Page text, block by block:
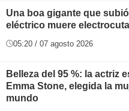
Una boa gigante que
eléctrico muere
05:20 / 07 agosto 2026
Belleza del 95 %: la actriz
Emma Stone, elegida la
mundo